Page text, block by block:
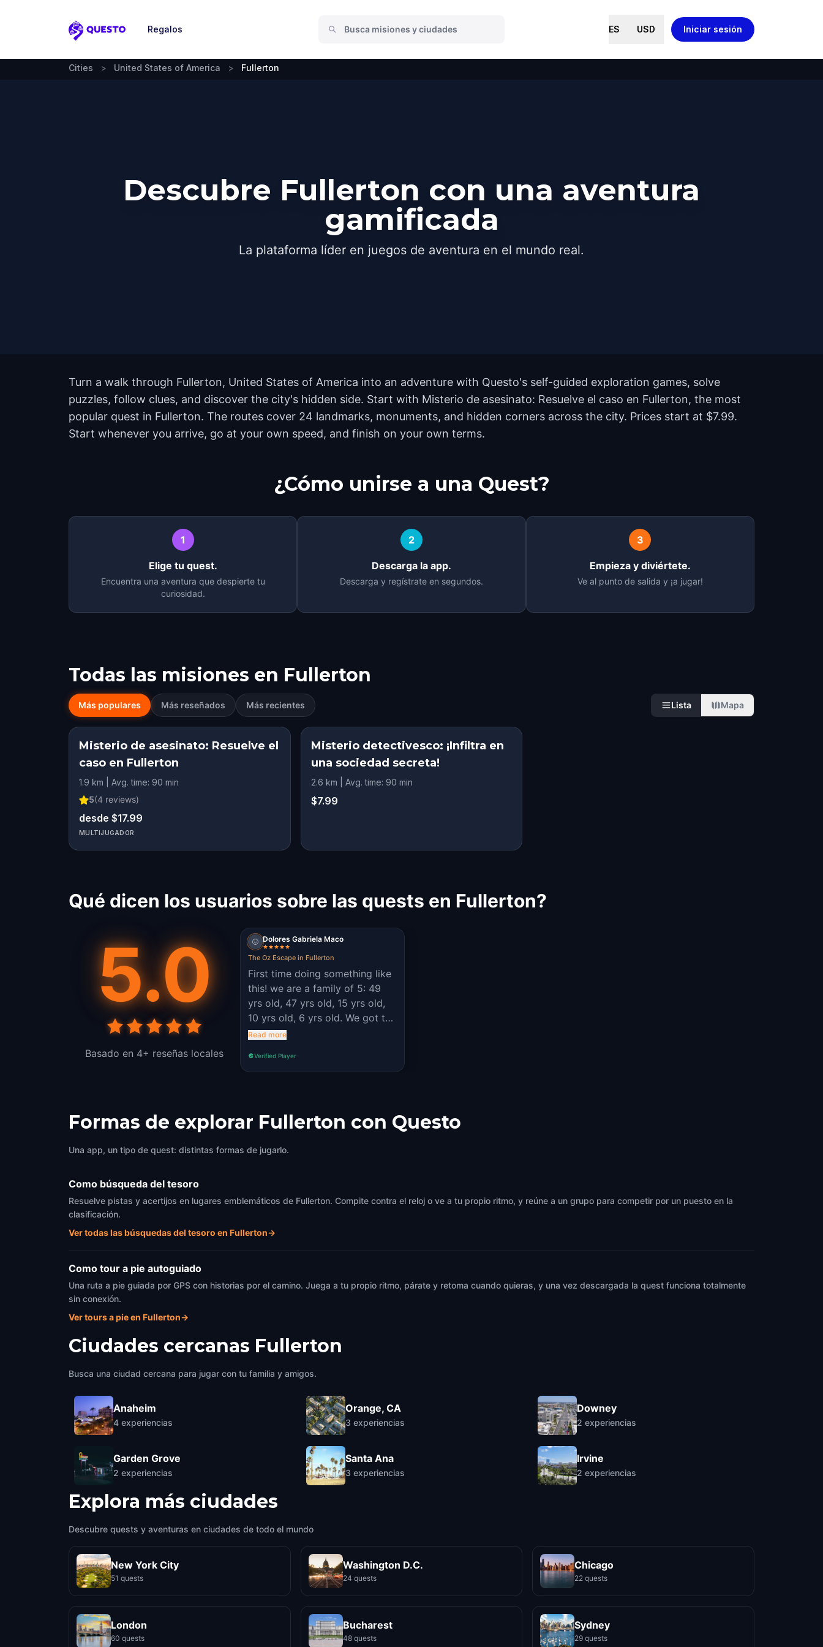
Questo
Regalos ES USD Iniciar sesión
Cities > United States of America > Fullerton
Descubre Fullerton con una aventura
gamificada
La plataforma líder en juegos de aventura en el mundo real.
Turn a walk through Fullerton, United States of America into an adventure with Questo's self-guided exploration games, solve
puzzles, follow clues, and discover the city's hidden side. Start with Misterio de asesinato: Resuelve el caso en Fullerton, the most
popular quest in Fullerton. The routes cover 24 landmarks, monuments, and hidden corners across the city. Prices start at $7.99.
Start whenever you arrive, go at your own speed, and finish on your own terms.
¿Cómo unirse a una Quest?
1
Elige tu quest.
Encuentra una aventura que despierte tu
curiosidad.
2
Descarga la app.
Descarga y regístrate en segundos.
3
Empieza y diviértete.
Ve al punto de salida y ¡a jugar!
Todas las misiones en Fullerton
Más populares Más reseñados Más recientes Lista Mapa
Misterio de asesinato: Resuelve el
caso en Fullerton
1.9 km | Avg. time: 90 min
5(4 reviews)
desde $17.99
MULTIJUGADOR
Misterio detectivesco: ¡Infiltra en
una sociedad secreta!
2.6 km | Avg. time: 90 min
$7.99
Qué dicen los usuarios sobre las quests en Fullerton?
5.0
Basado en 4+ reseñas locales
Dolores Gabriela Maco
The Oz Escape in Fullerton
First time doing something like
this! we are a family of 5: 49
yrs old, 47 yrs old, 15 yrs old,
10 yrs old, 6 yrs old. We got to
see hidden gems in our city we
the game on foot.
Read more
Verified Player
Formas de explorar Fullerton con Questo
Una app, un tipo de quest: distintas formas de jugarlo.
Como búsqueda del tesoro
Resuelve pistas y acertijos en lugares emblemáticos de Fullerton. Compite contra el reloj o ve a tu propio ritmo, y reúne a un grupo para competir por un puesto en la
clasificación.
Ver todas las búsquedas del tesoro en Fullerton→
Como tour a pie autoguiado
Una ruta a pie guiada por GPS con historias por el camino. Juega a tu propio ritmo, párate y retoma cuando quieras, y una vez descargada la quest funciona totalmente
sin conexión.
Ver tours a pie en Fullerton→
Ciudades cercanas Fullerton
Busca una ciudad cercana para jugar con tu familia y amigos.
Anaheim
4 experiencias
Garden Grove
2 experiencias
Orange, CA
3 experiencias
Santa Ana
3 experiencias
Downey
2 experiencias
Irvine
2 experiencias
Explora más ciudades
Descubre quests y aventuras en ciudades de todo el mundo
New York City
51 quests
Washington D.C.
24 quests
Chicago
22 quests
London
60 quests
Bucharest
48 quests
Sydney
29 quests